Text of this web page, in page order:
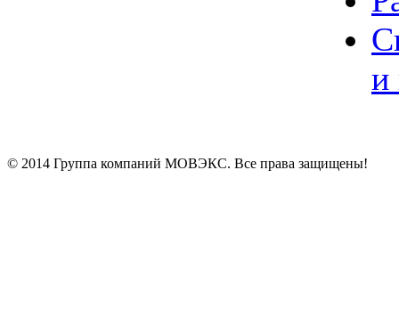
и
© 2014 Группа компаний МОВЭКС. Все права защищены!